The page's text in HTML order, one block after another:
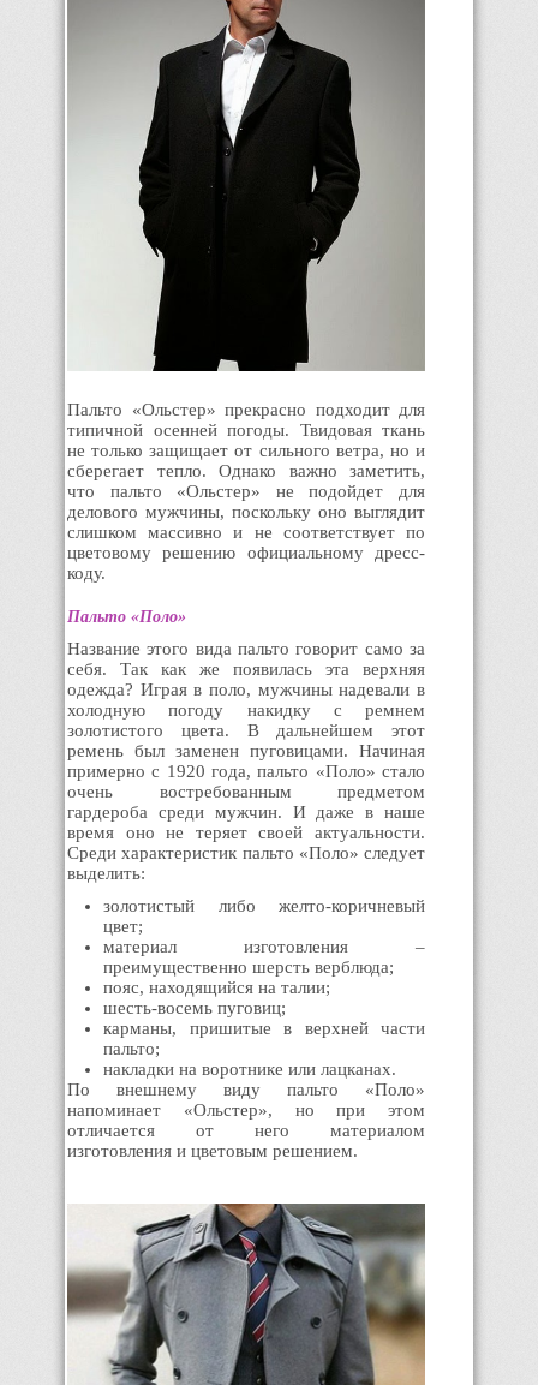
Пальто «Ольстер» прекрасно подходит для
типичной осенней погоды. Твидовая ткань
не только защищает от сильного ветра, но и
сберегает тепло. Однако важно заметить,
что пальто «Ольстер» не подойдет для
делового мужчины, поскольку оно выглядит
слишком массивно и не соответствует по
цветовому решению официальному дресс-
коду.
Пальто «Поло»
Название этого вида пальто говорит само за
себя. Так как же появилась эта верхняя
одежда? Играя в поло, мужчины надевали в
холодную погоду накидку с ремнем
золотистого цвета. В дальнейшем этот
ремень был заменен пуговицами. Начиная
примерно с 1920 года, пальто «Поло» стало
очень востребованным предметом
гардероба среди мужчин. И даже в наше
время оно не теряет своей актуальности.
Среди характеристик пальто «Поло» следует
выделить:
золотистый либо желто-коричневый
цвет;
материал изготовления –
преимущественно шерсть верблюда;
пояс, находящийся на талии;
шесть-восемь пуговиц;
карманы, пришитые в верхней части
пальто;
накладки на воротнике или лацканах.
По внешнему виду пальто «Поло»
напоминает «Ольстер», но при этом
отличается от него материалом
изготовления и цветовым решением.